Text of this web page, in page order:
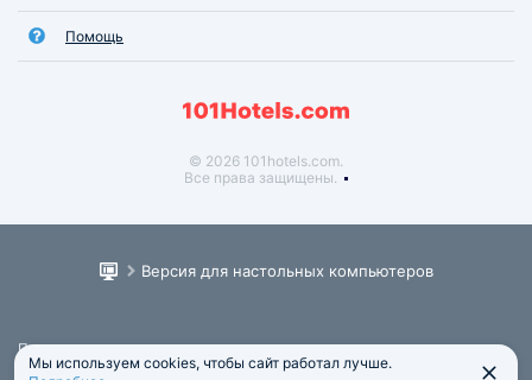
Помощь
© 2026 101hotels.com.
Все права защищены.
Версия для настольных компьютеров
Пользовательское соглашение
Юридическая информация
Мы используем cookies, чтобы сайт работал лучше.